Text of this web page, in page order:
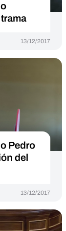
13/12/2017
Pedro
del
13/12/2017